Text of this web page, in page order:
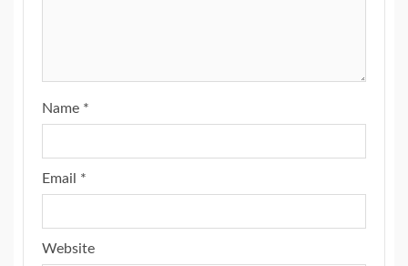
Name *
Email *
Website